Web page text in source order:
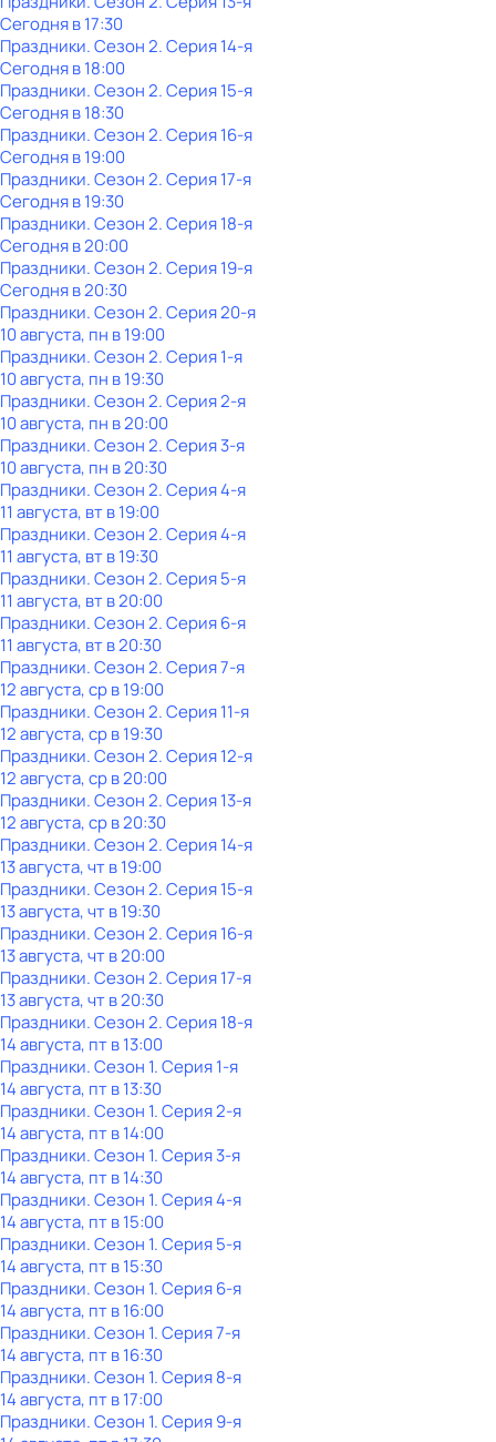
Сегодня в 17:30
Праздники. Сезон 2. Серия 14-я
Сегодня в 18:00
Праздники. Сезон 2. Серия 15-я
Сегодня в 18:30
Праздники. Сезон 2. Серия 16-я
Сегодня в 19:00
Праздники. Сезон 2. Серия 17-я
Сегодня в 19:30
Праздники. Сезон 2. Серия 18-я
Сегодня в 20:00
Праздники. Сезон 2. Серия 19-я
Сегодня в 20:30
Праздники. Сезон 2. Серия 20-я
10 августа, пн в 19:00
Праздники. Сезон 2. Серия 1-я
10 августа, пн в 19:30
Праздники. Сезон 2. Серия 2-я
10 августа, пн в 20:00
Праздники. Сезон 2. Серия 3-я
10 августа, пн в 20:30
Праздники. Сезон 2. Серия 4-я
11 августа, вт в 19:00
Праздники. Сезон 2. Серия 4-я
11 августа, вт в 19:30
Праздники. Сезон 2. Серия 5-я
11 августа, вт в 20:00
Праздники. Сезон 2. Серия 6-я
11 августа, вт в 20:30
Праздники. Сезон 2. Серия 7-я
12 августа, ср в 19:00
Праздники. Сезон 2. Серия 11-я
12 августа, ср в 19:30
Праздники. Сезон 2. Серия 12-я
12 августа, ср в 20:00
Праздники. Сезон 2. Серия 13-я
12 августа, ср в 20:30
Праздники. Сезон 2. Серия 14-я
13 августа, чт в 19:00
Праздники. Сезон 2. Серия 15-я
13 августа, чт в 19:30
Праздники. Сезон 2. Серия 16-я
13 августа, чт в 20:00
Праздники. Сезон 2. Серия 17-я
13 августа, чт в 20:30
Праздники. Сезон 2. Серия 18-я
14 августа, пт в 13:00
Праздники. Сезон 1. Серия 1-я
14 августа, пт в 13:30
Праздники. Сезон 1. Серия 2-я
14 августа, пт в 14:00
Праздники. Сезон 1. Серия 3-я
14 августа, пт в 14:30
Праздники. Сезон 1. Серия 4-я
14 августа, пт в 15:00
Праздники. Сезон 1. Серия 5-я
14 августа, пт в 15:30
Праздники. Сезон 1. Серия 6-я
14 августа, пт в 16:00
Праздники. Сезон 1. Серия 7-я
14 августа, пт в 16:30
Праздники. Сезон 1. Серия 8-я
14 августа, пт в 17:00
Праздники. Сезон 1. Серия 9-я